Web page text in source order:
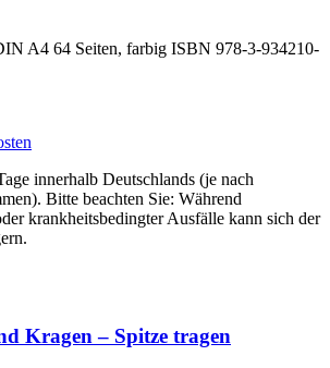
A4 64 Seiten, farbig ISBN 978-3-934210-
innerhalb Deutschlands (je nach
Bitte beachten Sie: Während
krankheitsbedingter Ausfälle kann sich der
Kragen – Spitze tragen